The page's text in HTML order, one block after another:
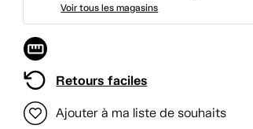
Voir tous les magasins
Retours faciles
Ajouter à ma liste de souhaits